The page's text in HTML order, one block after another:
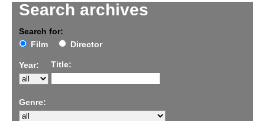
Search archives
Search for:
Film
Director
Year: Title:
Genre: